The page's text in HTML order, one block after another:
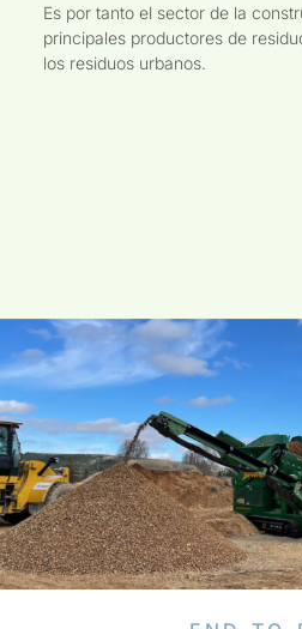
Es por tanto el sector de la
principales productores de
los residuos urbanos.